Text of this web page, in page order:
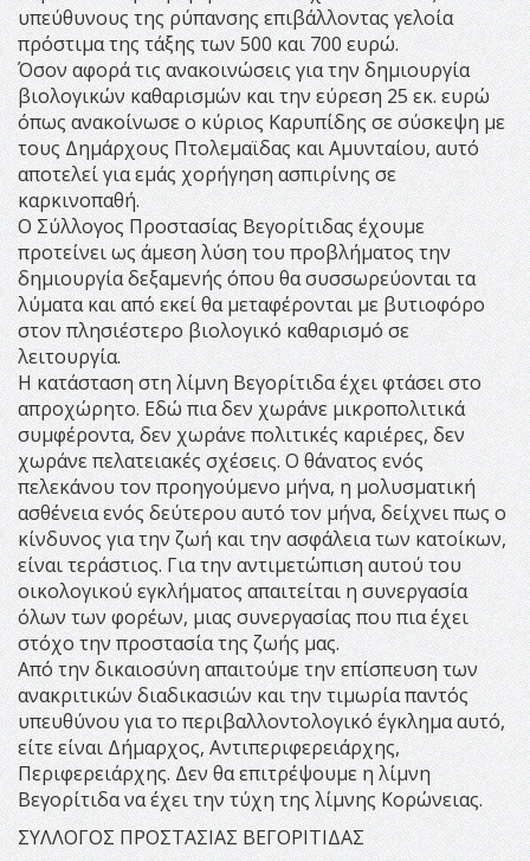
υπεύθυνους της ρύπανσης επιβάλλοντας γελοία
πρόστιμα της τάξης των 500 και 700 ευρώ.
Όσον αφορά τις ανακοινώσεις για την δημιουργία
βιολογικών καθαρισμών και την εύρεση 25 εκ. ευρώ
όπως ανακοίνωσε ο κύριος Καρυπίδης σε σύσκεψη με
τους Δημάρχους Πτολεμαϊδας και Αμυνταίου, αυτό
αποτελεί για εμάς χορήγηση ασπιρίνης σε
καρκινοπαθή.
Ο Σύλλογος Προστασίας Βεγορίτιδας έχουμε
προτείνει ως άμεση λύση του προβλήματος την
δημιουργία δεξαμενής όπου θα συσσωρεύονται τα
λύματα και από εκεί θα μεταφέρονται με βυτιοφόρο
στον πλησιέστερο βιολογικό καθαρισμό σε
λειτουργία.
Η κατάσταση στη λίμνη Βεγορίτιδα έχει φτάσει στο
απροχώρητο. Εδώ πια δεν χωράνε μικροπολιτικά
συμφέροντα, δεν χωράνε πολιτικές καριέρες, δεν
χωράνε πελατειακές σχέσεις. Ο θάνατος ενός
πελεκάνου τον προηγούμενο μήνα, η μολυσματική
ασθένεια ενός δεύτερου αυτό τον μήνα, δείχνει πως ο
κίνδυνος για την ζωή και την ασφάλεια των κατοίκων,
είναι τεράστιος. Για την αντιμετώπιση αυτού του
οικολογικού εγκλήματος απαιτείται η συνεργασία
όλων των φορέων, μιας συνεργασίας που πια έχει
στόχο την προστασία της ζωής μας.
Από την δικαιοσύνη απαιτούμε την επίσπευση των
ανακριτικών διαδικασιών και την τιμωρία παντός
υπευθύνου για το περιβαλλοντολογικό έγκλημα αυτό,
είτε είναι Δήμαρχος, Αντιπεριφερειάρχης,
Περιφερειάρχης. Δεν θα επιτρέψουμε η λίμνη
Βεγορίτιδα να έχει την τύχη της λίμνης Κορώνειας.
ΣΥΛΛΟΓΟΣ ΠΡΟΣΤΑΣΙΑΣ ΒΕΓΟΡΙΤΙΔΑΣ